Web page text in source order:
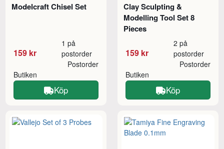
Modelcraft Chisel Set
159 kr
1 på
postorder
Butiken
Postorder
Köp
Clay Sculpting &
Modelling Tool Set 8
Pieces
159 kr
2 på
postorder
Butiken
Postorder
Köp